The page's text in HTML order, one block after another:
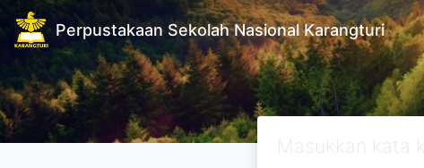
Perpustakaan Sekolah Nasional Karangturi